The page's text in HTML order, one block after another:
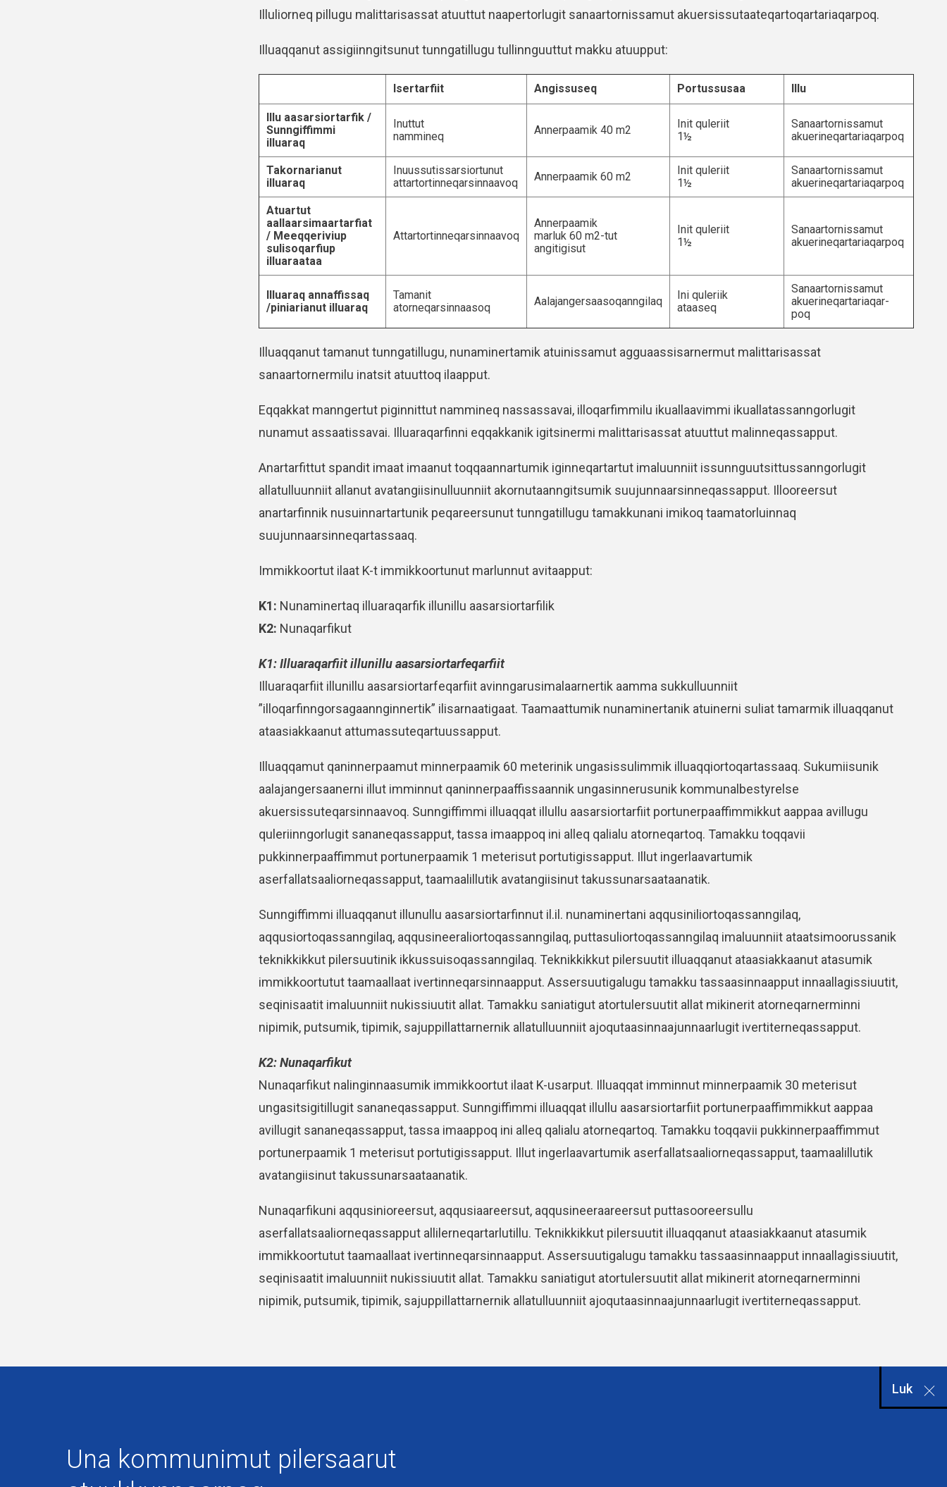
Illuliorneq pillugu malittarisassat atuuttut naapertorlugit sanaartornissamut akuersissutaateqartoqartariaqarpoq.
Illuaqqanut assigiinngitsunut tunngatillugu tullinnguuttut makku atuupput:
Isertarfiit Angissuseq Portussusaa Illu
Illu aasarsiortarfik /
Sunngiffimmi
illuaraq
Inuttut
nammineq
Annerpaamik 40 m2
Init quleriit
1½
Sanaartornissamut
akuerineqartariaqarpoq
Takornarianut
illuaraq
Inuussutissarsiortunut
attartortinneqarsinnaavoq
Annerpaamik 60 m2
Init quleriit
1½
Sanaartornissamut
akuerineqartariaqarpoq
Atuartut
aallaarsimaartarfiat
/ Meeqqeriviup
sulisoqarfiup
illuaraataa
Attartortinneqarsinnaavoq
Annerpaamik
marluk 60 m2-tut
angitigisut
Init quleriit
1½
Sanaartornissamut
akuerineqartariaqarpoq
Illuaraq annaffissaq
/piniarianut illuaraq
Tamanit
atorneqarsinnaasoq
Aalajangersaasoqanngilaq
Ini quleriik
ataaseq
Sanaartornissamut
akuerineqartariaqar-
poq
Illuaqqanut tamanut tunngatillugu, nunaminertamik atuinissamut agguaassisarnermut malittarisassat
sanaartornermilu inatsit atuuttoq ilaapput.
Eqqakkat manngertut piginnittut nammineq nassassavai, illoqarfimmilu ikuallaavimmi ikuallatassanngorlugit
nunamut assaatissavai. Illuaraqarfinni eqqakkanik igitsinermi malittarisassat atuuttut malinneqassapput.
Anartarfittut spandit imaat imaanut toqqaannartumik iginneqartartut imaluunniit issunnguutsittussanngorlugit
allatulluunniit allanut avatangiisinulluunniit akornutaanngitsumik suujunnaarsinneqassapput. Illooreersut
anartarfinnik nusuinnartartunik peqareersunut tunngatillugu tamakkunani imikoq taamatorluinnaq
suujunnaarsinneqartassaaq.
Immikkoortut ilaat K-t immikkoortunut marlunnut avitaapput:
K1: Nunaminertaq illuaraqarfik illunillu aasarsiortarfilik
K2: Nunaqarfikut
K1: Illuaraqarfiit illunillu aasarsiortarfeqarfiit
Illuaraqarfiit illunillu aasarsiortarfeqarfiit avinngarusimalaarnertik aamma sukkulluunniit
”illoqarfinngorsagaannginnertik” ilisarnaatigaat. Taamaattumik nunaminertanik atuinerni suliat tamarmik illuaqqanut
ataasiakkaanut attumassuteqartuussapput.
Illuaqqamut qaninnerpaamut minnerpaamik 60 meterinik ungasissulimmik illuaqqiortoqartassaaq. Sukumiisunik
aalajangersaanerni illut imminnut qaninnerpaaffissaannik ungasinnerusunik kommunalbestyrelse
akuersissuteqarsinnaavoq. Sunngiffimmi illuaqqat illullu aasarsiortarfiit portunerpaaffimmikkut aappaa avillugu
quleriinngorlugit sananeqassapput, tassa imaappoq ini alleq qalialu atorneqartoq. Tamakku toqqavii
pukkinnerpaaffimmut portunerpaamik 1 meterisut portutigissapput. Illut ingerlaavartumik
aserfallatsaaliorneqassapput, taamaalillutik avatangiisinut takussunarsaataanatik.
Sunngiffimmi illuaqqanut illunullu aasarsiortarfinnut il.il. nunaminertani aqqusiniliortoqassanngilaq,
aqqusiortoqassanngilaq, aqqusineeraliortoqassanngilaq, puttasuliortoqassanngilaq imaluunniit ataatsimoorussanik
teknikkikkut pilersuutinik ikkussuisoqassanngilaq. Teknikkikkut pilersuutit illuaqqanut ataasiakkaanut atasumik
immikkoortutut taamaallaat ivertinneqarsinnaapput. Assersuutigalugu tamakku tassaasinnaapput innaallagissiuutit,
seqinisaatit imaluunniit nukissiuutit allat. Tamakku saniatigut atortulersuutit allat mikinerit atorneqarnerminni
nipimik, putsumik, tipimik, sajuppillattarnernik allatulluunniit ajoqutaasinnaajunnaarlugit ivertiterneqassapput.
K2: Nunaqarfikut
Nunaqarfikut nalinginnaasumik immikkoortut ilaat K-usarput. Illuaqqat imminnut minnerpaamik 30 meterisut
ungasitsigitillugit sananeqassapput. Sunngiffimmi illuaqqat illullu aasarsiortarfiit portunerpaaffimmikkut aappaa
avillugit sananeqassapput, tassa imaappoq ini alleq qalialu atorneqartoq. Tamakku toqqavii pukkinnerpaaffimmut
portunerpaamik 1 meterisut portutigissapput. Illut ingerlaavartumik aserfallatsaaliorneqassapput, taamaalillutik
avatangiisinut takussunarsaataanatik.
Nunaqarfikuni aqqusinioreersut, aqqusiaareersut, aqqusineeraareersut puttasooreersullu
aserfallatsaaliorneqassapput allilerneqartarlutillu. Teknikkikkut pilersuutit illuaqqanut ataasiakkaanut atasumik
immikkoortutut taamaallaat ivertinneqarsinnaapput. Assersuutigalugu tamakku tassaasinnaapput innaallagissiuutit,
seqinisaatit imaluunniit nukissiuutit allat. Tamakku saniatigut atortulersuutit allat mikinerit atorneqarnerminni
nipimik, putsumik, tipimik, sajuppillattarnernik allatulluunniit ajoqutaasinnaajunnaarlugit ivertiterneqassapput.
Luk
Una kommunimut pilersaarut